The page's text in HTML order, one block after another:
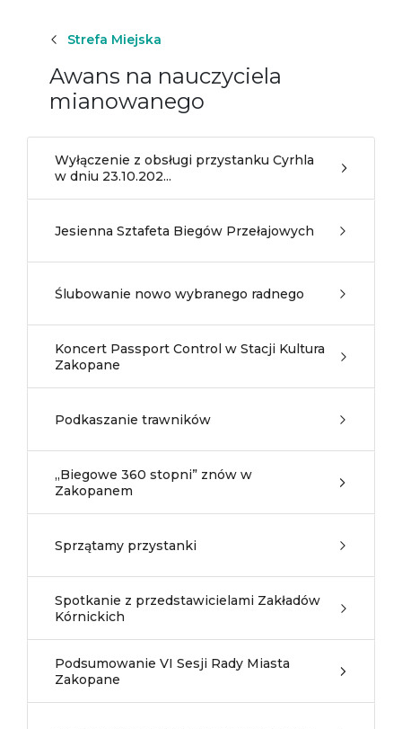
Strefa Miejska
Awans na nauczyciela
mianowanego
Wyłączenie z obsługi przystanku Cyrhla
w dniu 23.10.202...
Jesienna Sztafeta Biegów Przełajowych
Ślubowanie nowo wybranego radnego
Koncert Passport Control w Stacji Kultura
Zakopane
Podkaszanie trawników
„Biegowe 360 stopni” znów w
Zakopanem
Sprzątamy przystanki
Spotkanie z przedstawicielami Zakładów
Kórnickich
Podsumowanie VI Sesji Rady Miasta
Zakopane